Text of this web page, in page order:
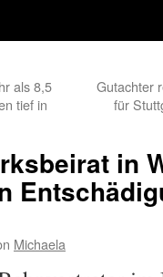
als 8,5
tief in
Gutachter
für
in
Michaela